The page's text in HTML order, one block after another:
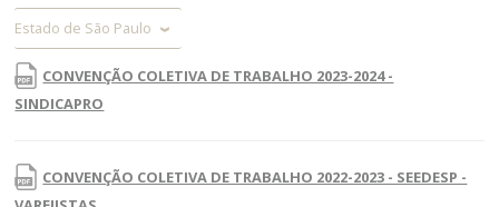
Estado de São Paulo
CONVENÇÃO COLETIVA DE TRABALHO 2023-2024 -
SINDICAPRO
CONVENÇÃO COLETIVA DE TRABALHO 2022-2023 - SEEDESP -